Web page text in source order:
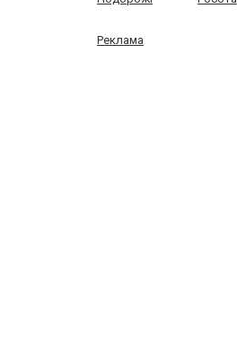
Реклама